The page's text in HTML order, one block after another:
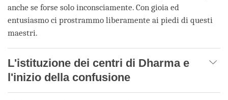
anche se forse solo inconsciamente. Con gioia ed
entusiasmo ci prostrammo liberamente ai piedi di questi
maestri.
L'istituzione dei centri di Dharma e
l'inizio della confusione